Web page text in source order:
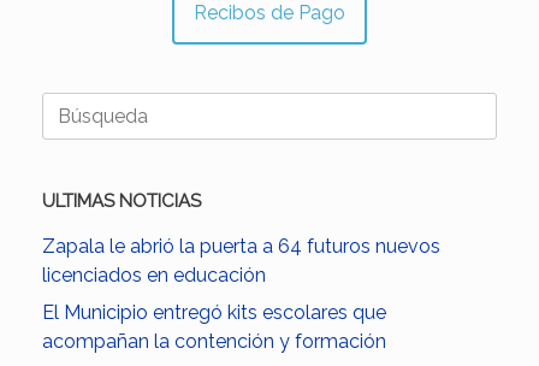
Recibos de Pago
Buscar:
ULTIMAS NOTICIAS
Zapala le abrió la puerta a 64 futuros nuevos
licenciados en educación
El Municipio entregó kits escolares que
acompañan la contención y formación